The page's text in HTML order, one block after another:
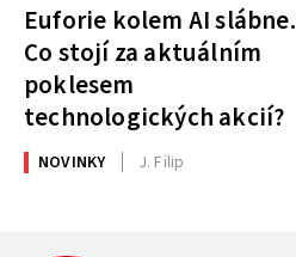
Euforie kolem AI slábne.
Co stojí za aktuálním
poklesem
technologických akcií?
NOVINKY J. Filip